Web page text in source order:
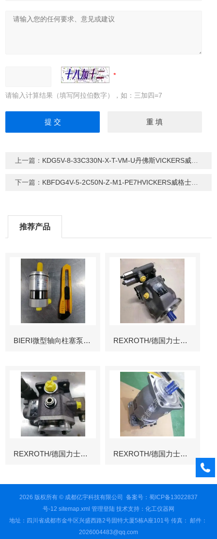
请输入计算结果（填写阿拉伯数字），如：三加四=7
上一篇： KDG5V-8-33C330N-X-T-VM-U丹佛斯VICKERS威格士比例方向控制阀
下一篇： KBFDG4V-5-2C50N-Z-M1-PE7HVICKERS威格士比例阀
推荐产品
BIERI微型轴向柱塞泵AKP REXROTH/德国力士乐叶片泵
REXROTH/德国力士乐叶片泵 REXROTH/德国力士乐变量柱塞泵冶金
2026 版权所有 © 成都亿宇科技有限公司 备案号：蜀ICP备13022837
号-12 sitemap.xml 管理登陆技术支持： 化工仪器网
地址：四川省成都市金牛区兴盛西路2号固特大厦5栋A座101号 传真： 邮件：
2026004483@qq.com